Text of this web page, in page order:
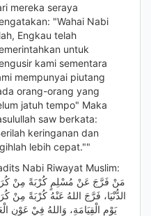
mereka seraya
"Wahai Nabi
Engkau telah
untuk
kami sementara
mempunyai piutang
orang-orang yang
jatuh tempo" Maka
saw berkata:
keringanan dan
lebih cepat.""
Nabi Riwayat Muslim:
مَنْ فَرَّجَ عَنْ مُسْلِمٍ كُرْبَةً مِنْ
الدُّنْيَا، فَرَّجَ اللهُ عَنْهُ كُرْبَةً مِنْ
يَوْمِ الْقِيَامَةِ، وَاللهُ فِيْ عَوْنِ